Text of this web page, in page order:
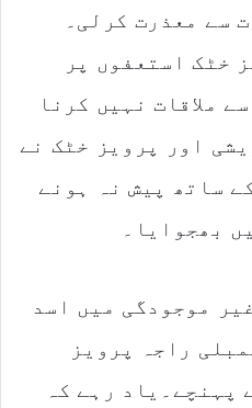
سے معذرت کرلی۔
خٹک استعفوں پر
ملاقات نہیں کرنا
اور پرویز خٹک نے
ساتھ پیش نہ ہونے
بھجوایا۔
موجودگی میں اسد
راجہ پرویز
پہنچے۔یاد رہے کہ